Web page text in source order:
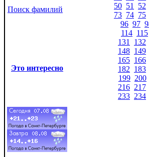
Поиск фамилий
Это интересно
50 51 52
73 74 75
96 97
114 115
131 132
148 149
165 166
182 183
199 200
216 217
233 234